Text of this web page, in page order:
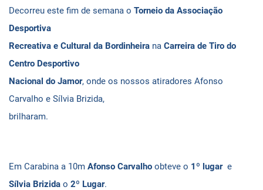
Decorreu este fim de semana o Torneio da Associação
Desportiva
Recreativa e Cultural da Bordinheira na Carreira de Tiro do
Centro Desportivo
Nacional do Jamor, onde os nossos atiradores Afonso
Carvalho e Sílvia Brizida,
brilharam.
Em Carabina a 10m Afonso Carvalho obteve o 1º lugare
Sílvia Brizida o 2º Lugar.